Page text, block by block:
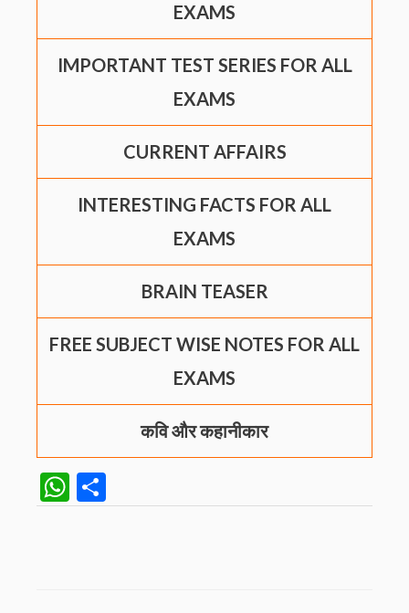
EXAMS
IMPORTANT TEST SERIES FOR ALL
EXAMS
CURRENT AFFAIRS
INTERESTING FACTS FOR ALL
EXAMS
BRAIN TEASER
FREE SUBJECT WISE NOTES FOR ALL
EXAMS
कवि और कहानीकार
W
h h